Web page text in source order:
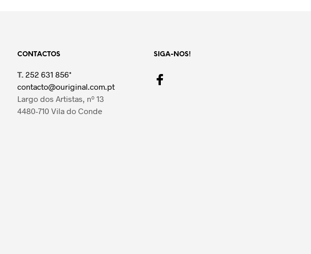
CONTACTOS
T. 252 631 856*
contacto@ouriginal.com.pt
Largo dos Artistas, nº 13
4480-710 Vila do Conde
SIGA-NOS!